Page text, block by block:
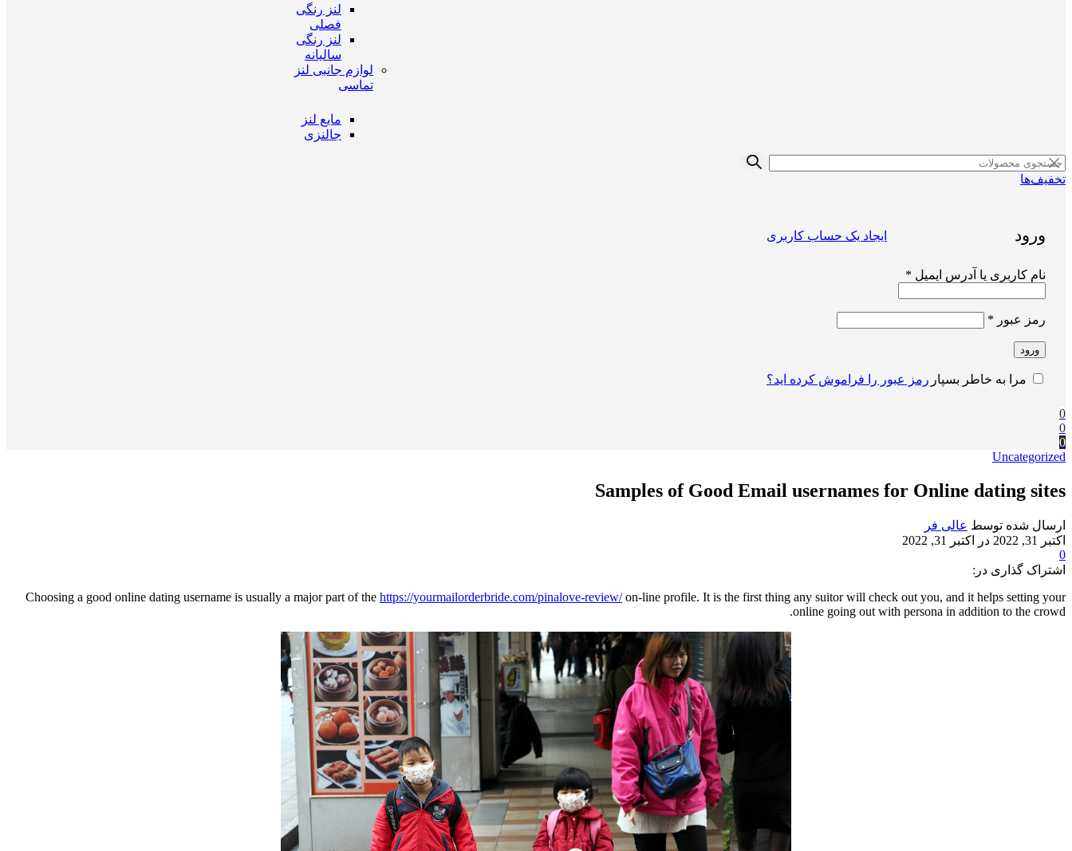
لنز رنگی
فصلی
لنز رنگی
سالیانه
لوازم جانبی لنز
تماسی
مایع لنز
جالنزی
تخفیف‌ها
ورود ایجاد یک حساب کاربری
نام کاربری یا آدرس ایمیل *
رمز عبور *
ورود
رمز عبور را فراموش کرده اید؟ مرا به خاطر بسپار
0
0
0
Uncategorized
Samples of Good Email usernames for Online dating sites
ارسال شده توسط عالی فر
اکتبر 31, 2022
در اکتبر 31, 2022
0
اشتراک گذاری در:
Choosing a good online dating username is usually a major part of the https://yourmailorderbride.com/pinalove-review/on-line profile. It is the first thing any suitor will check out you, and it helps setting your
online going out with persona in addition to the crowd.